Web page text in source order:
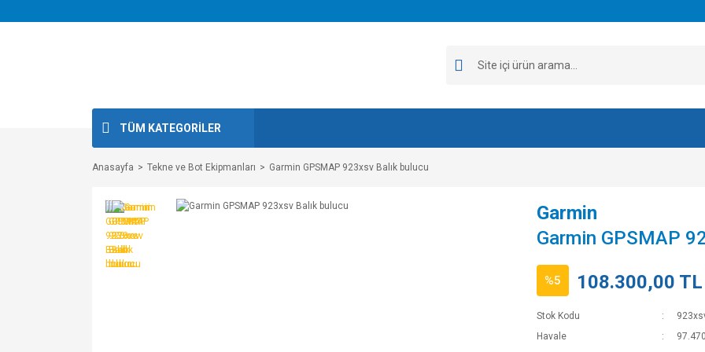
TÜM KATEGORİLER
Anasayfa Tekne ve Bot Ekipmanları Garmin GPSMAP 923xsv Balık bulucu
Garmin
Garmin GPSMAP
%5 108.300,00 TL
Stok Kodu
Havale